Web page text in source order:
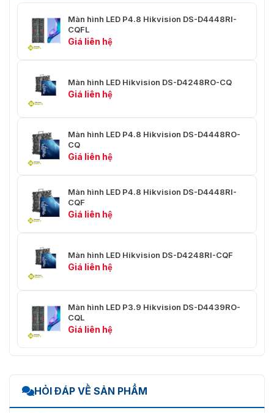
Nguồn điện
Tiêu thụ trung bình ≤ 170 W/m²
Môi trường làm việc
Nhiệt độ làm việc -15-50℃
Độ ẩm làm việc
Độ ẩm lưu trữ
10% đến 95% RH (không ngưng
Tổng quan
Tổng trọng lượng
Kích thước gói
hàng (Rộng × Cao
× Sâu)
1100 mm x 740 mm x 760 mm
Màn hình LED P4.8 Hikvision DS-D4448RI-
CQFL
Giá liên hệ
Màn hình LED Hikvision DS-D4248RO-CQ
Giá liên hệ
Màn hình LED P4.8 Hikvision DS-D4448RO-
CQ
Giá liên hệ
Màn hình LED P4.8 Hikvision DS-D4448RI-
CQF
Giá liên hệ
Màn hình LED Hikvision DS-D4248RI-CQF
Giá liên hệ
Màn hình LED P3.9 Hikvision DS-D4439RO-
CQL
Giá liên hệ
HỎI ĐÁP VỀ SẢN PHẨM